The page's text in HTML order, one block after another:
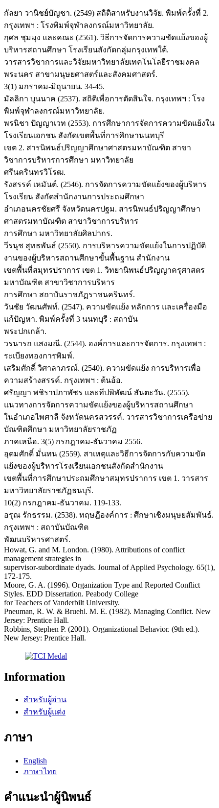
กัลยา วานิชย์บัญชา. (2549) สถิติสาหรับงานวิจัย. พิมพ์ครั้งที่ 2.
กรุงเทพฯ : โรงพิมพ์จุฬาลงกรณ์มหาวิทยาลัย.
กุศล ชุมมุง และคณะ (2561). วิธีการจัดการความขัดแย้งของผู้
บริหารสถานศึกษา โรงเรียนสังกัดกลุ่มกรุงเทพใต้.
วารสารวิชาการและวิจัยมหาวิทยาลัยเทคโนโลยีราชมงคล
พระนคร สาขามนุษยศาสตร์และสังคมศาสตร์.
3(1) มกราคม-มิถุนายน. 34-45.
มัลลิกา บุนนาค (2537). สถิติเพื่อการตัดสินใจ. กรุงเทพฯ : โรง
พิมพ์จุฬาลงกรณ์มหาวิทยาลัย.
พรนิชา ปัญญาเวท (2553). การศึกษาการจัดการความขัดแย้งใน
โรงเรียนเอกชน สังกัดเขตพื้นที่การศึกษานนทบุรี
เขต 2. สารนิพนธ์ปริญญาศึกษาศาสตรมหาบัณฑิต สาขา
วิชาการบริหารการศึกษา มหาวิทยาลัย
ศรีนครินทรวิโรฒ.
รังสรรค์ เหมันต์. (2546). การจัดการความขัดแย้งของผู้บริหาร
โรงเรียน สังกัดสำนักงานการประถมศึกษา
อำเภอนครชัยศรี จังหวัดนครปฐม. สารนิพนธ์ปริญญาศึกษา
ศาสตรมหาบัณฑิต สาขาวิชาการบริหาร
การศึกษา มหาวิทยาลัยศิลปากร.
วีรนุช สุทธพันธ์ (2550). การบริหารความขัดแย้งในการปฏิบัติ
งานของผู้บริหารสถานศึกษาขั้นพื้นฐาน สำนักงาน
เขตพื้นที่สมุทรปราการ เขต 1. วิทยานิพนธ์ปริญญาครุศาสตร
มหาบัณฑิต สาขาวิชาการบริหาร
การศึกษา สถาบันราชภัฏราชนครินทร์.
วันชัย วัฒนศัพท์. (2547). ความขัดแย้ง หลักการ และเครื่องมือ
แก้ปัญหา. พิมพ์ครั้งที่ 3 นนทบุรี : สถาบัน
พระปกเกล้า.
วรนารถ แสงมณี. (2544). องค์การและการจัดการ. กรุงเทพฯ :
ระเบียงทองการพิมพ์.
เสริมศักดิ์ วิศาลาภรณ์. (2540). ความขัดแย้ง การบริหารเพื่อ
ความสร้างสรรค์. กรุงเทพฯ : ต้นอ้อ.
ศรัญญา พชิราปภาพัชร และทีปพิพัฒน์ สันตะวัน. (2555).
แนวทางการจัดการความขัดแย้งของผู้บริหารสถานศึกษา
ในอำเภอไพศาลี จังหวัดนครสวรรค์. วารสารวิชาการเครือข่าย
บัณฑิตศึกษา มหาวิทยาลัยราชภัฏ
ภาคเหนือ. 3(5) กรกฎาคม-ธันวาคม 2556.
อุดมศักดิ์ มั่นทน (2559). สาเหตุและวิธีการจัดการกับความขัด
แย้งของผู้บริหารโรงเรียนเอกชนสังกัดสำนักงาน
เขตพื้นที่การศึกษาประถมศึกษาสมุทรปราการ เขต 1. วารสาร
มหาวิทยาลัยราชภัฏธนบุรี.
10(2) กรกฎาคม-ธันวาคม. 119-133.
อรุณ รักธรรม. (2538). ทฤษฎีองค์การ : ศึกษาเชิงมนุษยสัมพันธ์.
กรุงเทพฯ : สถาบันบัณฑิต
พัฒนบริหารศาสตร์.
Howat, G. and M. London. (1980). Attributions of conflict
management strategies in
supervisor-subordinate dyads. Journal of Applied Psychology. 65(1),
172-175.
Moore, G. A. (1996). Organization Type and Reported Conflict
Styles. EDD Dissertation. Peabody College
for Teachers of Vanderbilt University.
Pneuman, R. W. & Bruehl. M. E. (1982). Managing Conflict. New
Jersey: Prentice Hall.
Robbins, Stephen P. (2001). Organizational Behavior. (9th ed.).
New Jersey: Prentice Hall.
Information
สำหรับผู้อ่าน
สำหรับผู้แต่ง
ภาษา
English
ภาษาไทย
คำแนะนำผู้นิพนธ์